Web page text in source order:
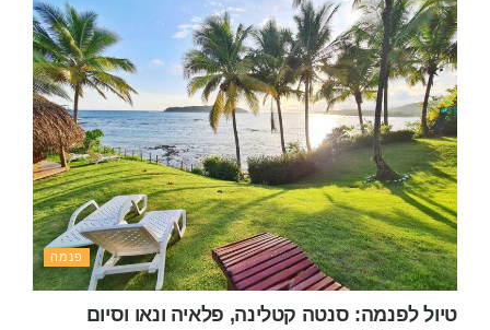
פנמה
טיול לפנמה: סנטה קטלינה, פלאיה ונאו וסיום